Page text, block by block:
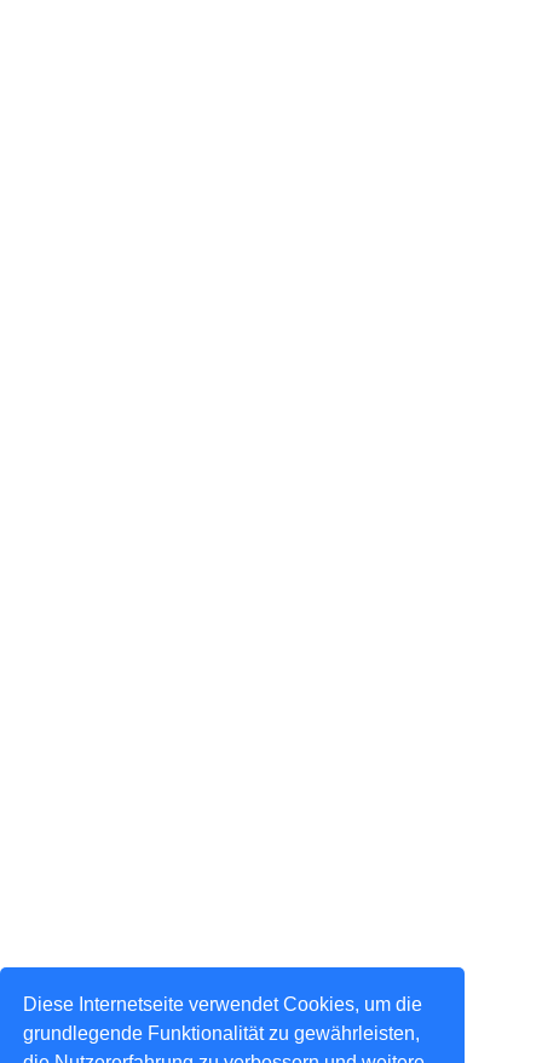
Diese Internetseite verwendet Cookies, um die
grundlegende Funktionalität zu gewährleisten,